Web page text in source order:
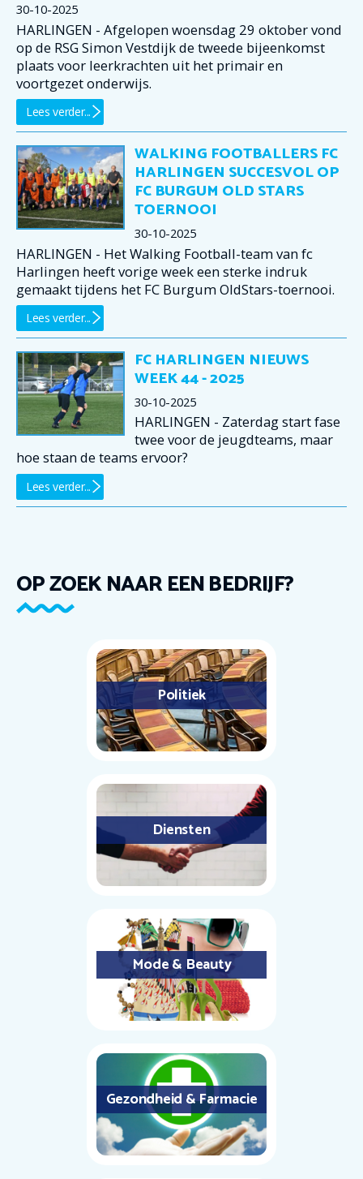
30-10-2025
HARLINGEN - Afgelopen woensdag 29 oktober vond
op de RSG Simon Vestdijk de tweede bijeenkomst
plaats voor leerkrachten uit het primair en
voortgezet onderwijs.
Lees verder...
WALKING FOOTBALLERS FC
HARLINGEN SUCCESVOL OP
FC BURGUM OLD STARS
TOERNOOI
30-10-2025
HARLINGEN - Het Walking Football-team van fc
Harlingen heeft vorige week een sterke indruk
gemaakt tijdens het FC Burgum OldStars-toernooi.
Lees verder...
FC HARLINGEN NIEUWS
WEEK 44 - 2025
30-10-2025
HARLINGEN - Zaterdag start fase
twee voor de jeugdteams, maar
hoe staan de teams ervoor?
Lees verder...
OP ZOEK NAAR EEN BEDRIJF?
Politiek
Diensten
Mode & Beauty
Gezondheid & Farmacie